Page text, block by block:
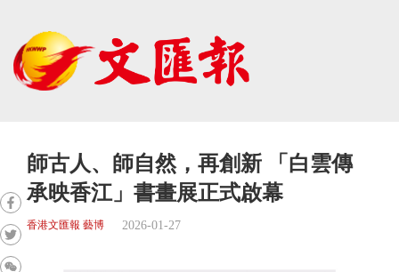
師古人、師自然，再創新 「白雲傳
承映香江」書畫展正式啟幕
香港文匯報 藝博 2026-01-27